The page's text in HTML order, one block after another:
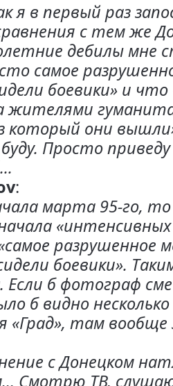
я в первый раз
с тем же
дебилы мне
самое
боевики» и
жителями
который они
Просто
:
марта 95-го, то
разрушенное
боевики».
Если б фотограф
б видно
«Град», там вообще
с Донецком
Смотрю ТВ,